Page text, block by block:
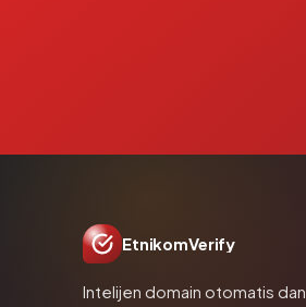
EtnikomVerify
Intelijen domain otomatis dan